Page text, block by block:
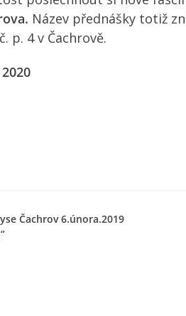
Název přednášky totiž
p. 4 v Čachrově.
Čachrov 6.února.2019